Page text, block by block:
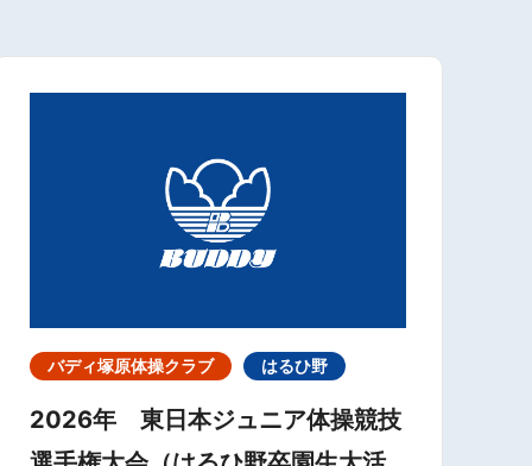
バディ塚原体操クラブ はるひ野
2026年 東日本ジュニア体操競技